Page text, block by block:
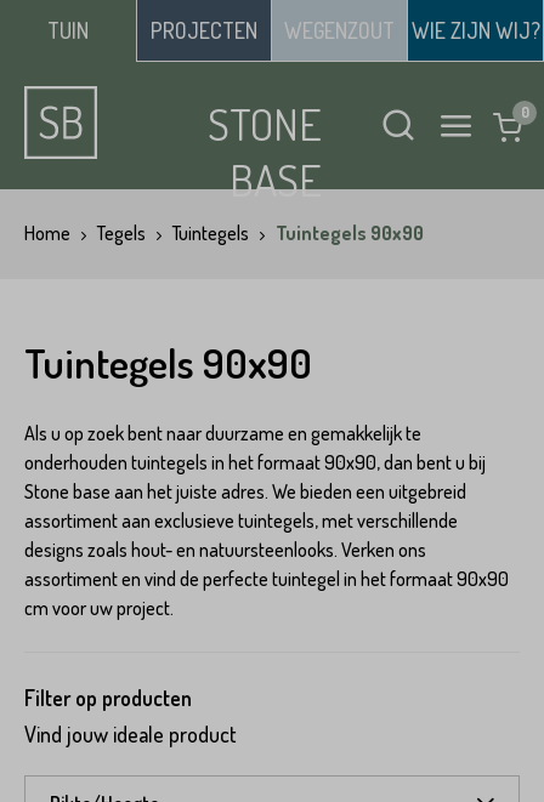
TUIN PROJECTEN WEGENZOUT WIE ZIJN WIJ?
STONE
BASE
Home Tegels Tuintegels Tuintegels 90x90
Tuintegels 90x90
Als u op zoek bent naar duurzame en gemakkelijk te
onderhouden tuintegels in het formaat 90x90, dan bent u bij
Stone base aan het juiste adres. We bieden een uitgebreid
assortiment aan exclusieve tuintegels, met verschillende
designs zoals hout- en natuursteenlooks. Verken ons
assortiment en vind de perfecte tuintegel in het formaat 90x90
cm voor uw project.
Filter op producten
Vind jouw ideale product